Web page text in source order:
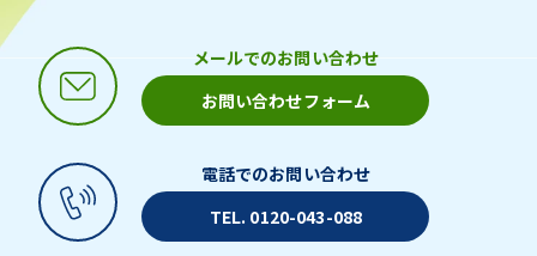
メールでのお問い合わせ
お問い合わせフォーム
電話でのお問い合わせ
TEL. 0120-043-088